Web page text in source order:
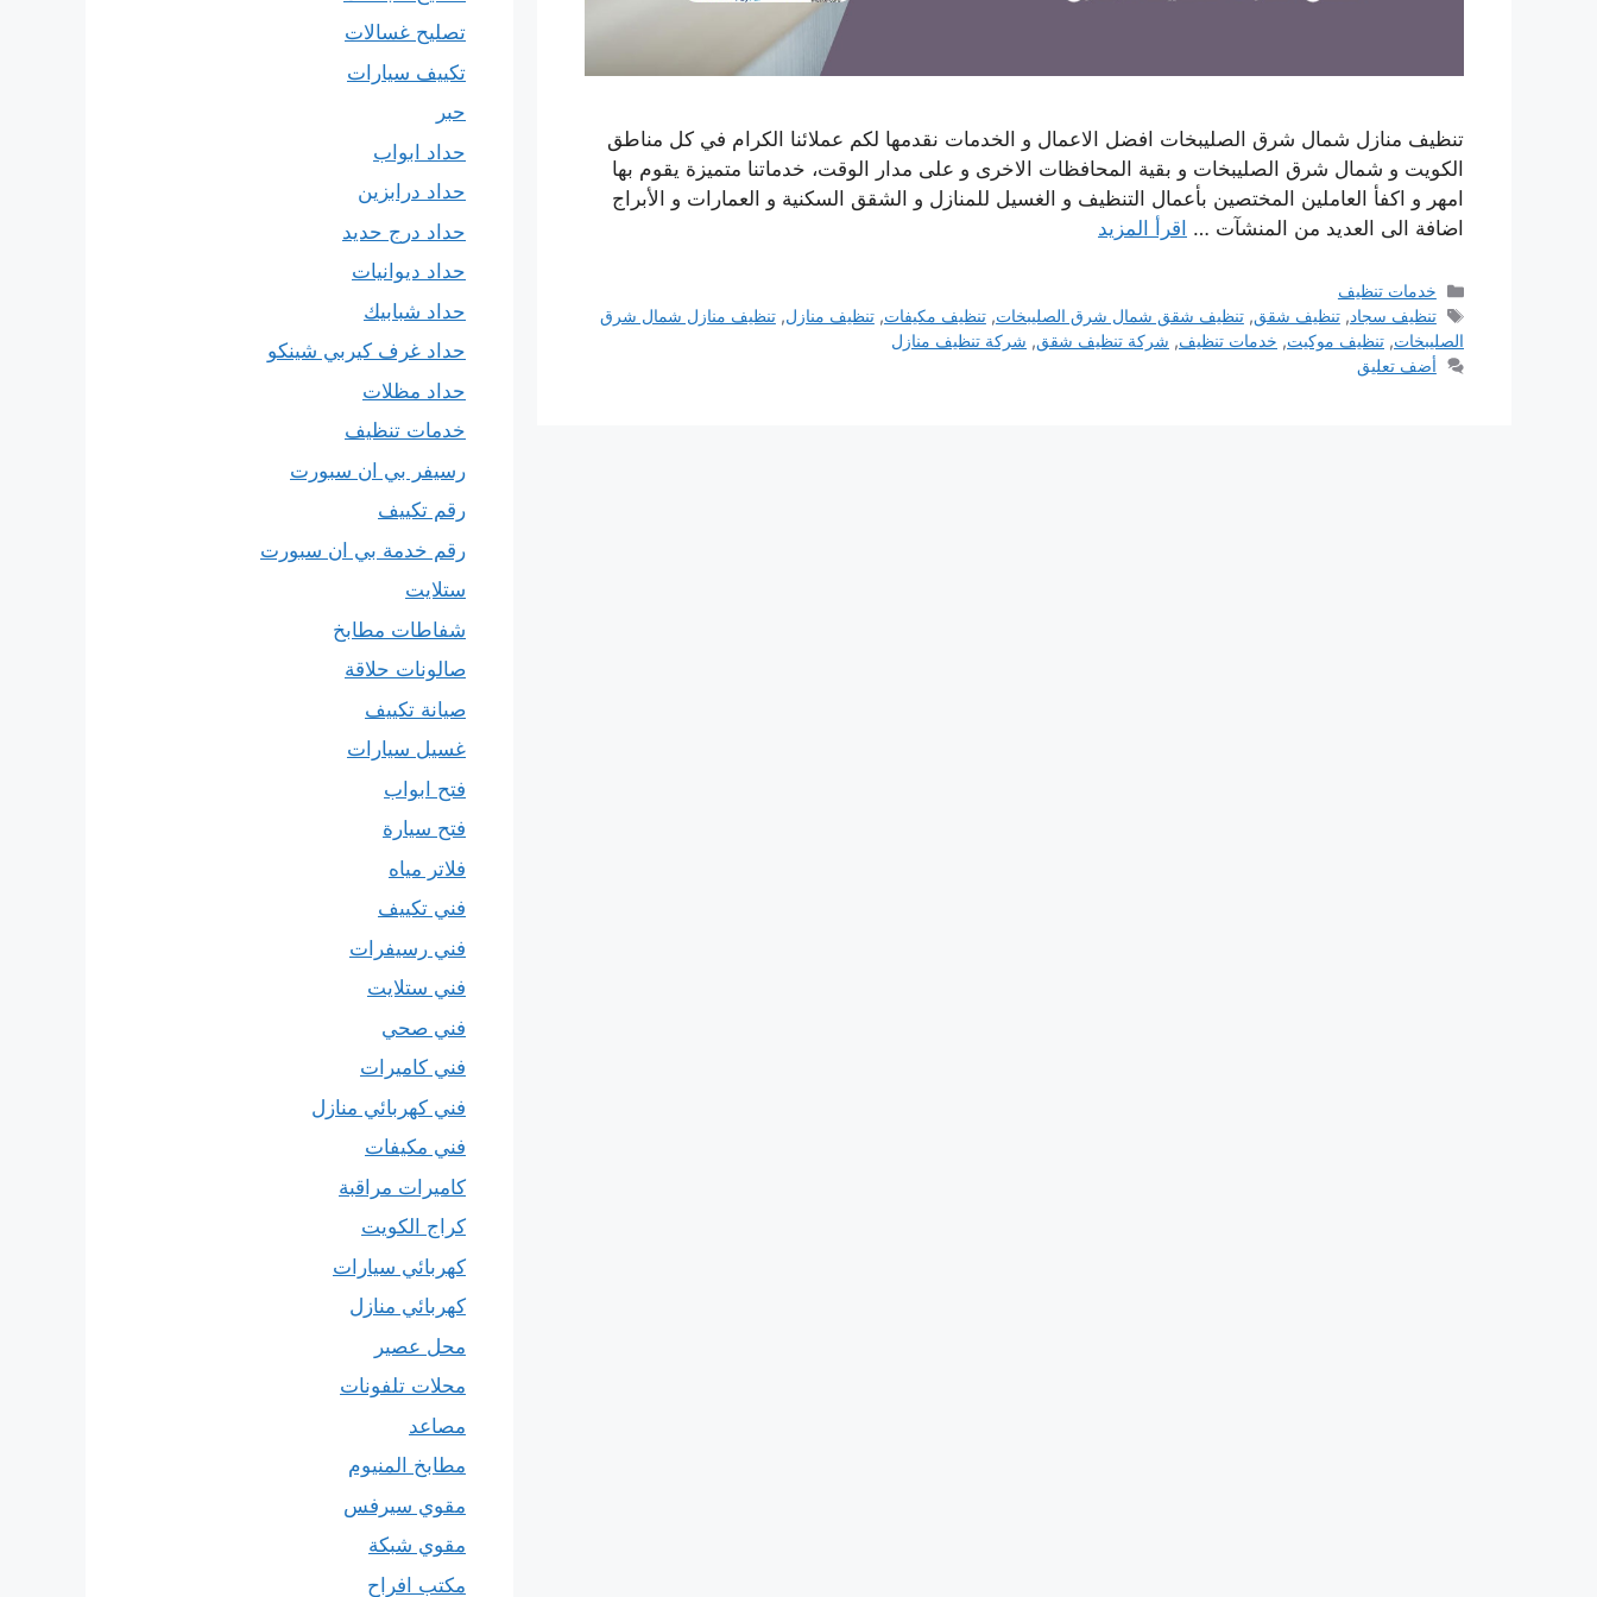
تنظيف منازل شمال شرق الصليبخات افضل الاعمال و الخدمات نقدمها لكم عملائنا الكرام في كل مناطق
الكويت و شمال شرق الصليبخات و بقية المحافظات الاخرى و على مدار الوقت، خدماتنا متميزة يقوم بها
امهر و اكفأ العاملين المختصين بأعمال التنظيف و الغسيل للمنازل و الشقق السكنية و العمارات و الأبراج
اضافة الى العديد من المنشآت … اقرأ المزيد
التصنيفات
خدمات تنظيف
الوسوم
تنظيف سجاد,تنظيف شقق,تنظيف شقق شمال شرق الصليبخات,تنظيف مكيفات,تنظيف منازل,تنظيف منازل شمال شرق
الصليبخات, تنظيف موكيت, خدمات تنظيف, شركة تنظيف شقق, شركة تنظيف منازل
أضف تعليق
تصليح غسالات
تكييف سيارات
حبر
حداد ابواب
حداد درابزين
حداد درج حديد
حداد ديوانيات
حداد شبابيك
حداد غرف كيربي شينكو
حداد مظلات
خدمات تنظيف
رسيفر بي ان سبورت
رقم تكييف
رقم خدمة بي ان سبورت
ستلايت
شفاطات مطابخ
صالونات حلاقة
صيانة تكييف
غسيل سيارات
فتح ابواب
فتح سيارة
فلاتر مياه
فني تكييف
فني رسيفرات
فني ستلايت
فني صحي
فني كاميرات
فني كهربائي منازل
فني مكيفات
كاميرات مراقبة
كراج الكويت
كهربائي سيارات
كهربائي منازل
محل عصير
محلات تلفونات
مصاعد
مطابخ المنيوم
مقوي سيرفس
مقوي شبكة
مكتب افراح